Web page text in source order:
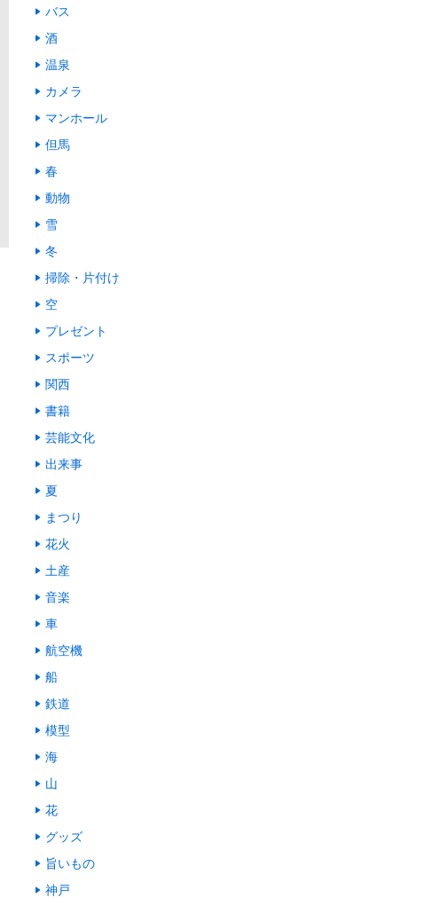
バス
酒
温泉
カメラ
マンホール
但馬
春
動物
雪
冬
掃除・片付け
空
プレゼント
スポーツ
関西
書籍
芸能文化
出来事
夏
まつり
花火
土産
音楽
車
航空機
船
鉄道
模型
海
山
花
グッズ
旨いもの
神戸